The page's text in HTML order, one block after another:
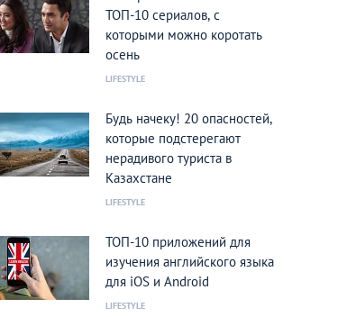
ТОП-10 сериалов, с
которыми можно коротать
осень
LIFESTYLE
Будь начеку! 20 опасностей,
которые подстерегают
нерадивого туриста в
Казахстане
LIFESTYLE
ТОП-10 приложений для
изучения английского языка
для iOS и Android
LIFESTYLE